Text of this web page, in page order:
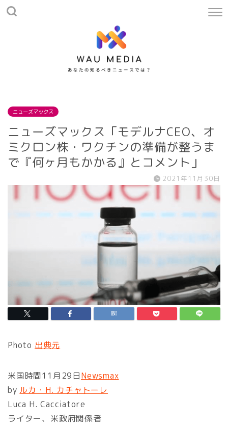
ニューズマックス
ニューズマックス「モデルナCEO、オ
ミクロン株・ワクチンの準備が整うま
で『何ヶ月もかかる』とコメント」
2021年11月30日
Photo 出典元
米国時間11月29日Newsmax
by ルカ・H. カチャトーレ
Luca H. Cacciatore
ライター、米政府関係者